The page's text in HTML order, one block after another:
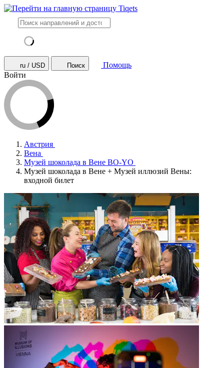
ru / USD Поиск
Помощь
Войти
Австрия
Вена
Музей шоколада в Вене BO-YO
Музей шоколада в Вене + Музей иллюзий Вены:
входной билет